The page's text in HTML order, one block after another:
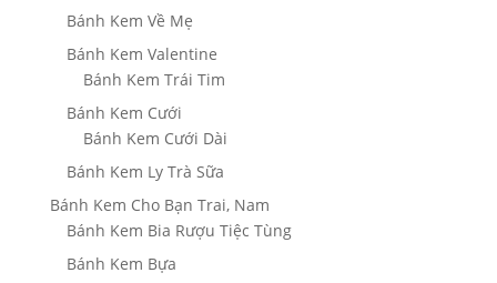
Bánh Kem Về Mẹ
Bánh Kem Valentine
Bánh Kem Trái Tim
Bánh Kem Cưới
Bánh Kem Cưới Dài
Bánh Kem Ly Trà Sữa
Bánh Kem Cho Bạn Trai, Nam
Bánh Kem Bia Rượu Tiệc Tùng
Bánh Kem Bựa